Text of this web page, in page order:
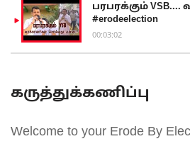
பரபரக்கும்
#erodeelection
00:03:02
கருத்துக்கணிப்பு
Welcome to your Erode By